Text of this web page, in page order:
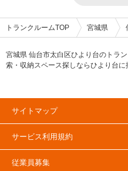
トランクルームTOP 宮城県
宮城県 仙台市太白区ひより台のトラ
索・収納スペース探しならひより台
庫・レンタルコンテナなどの収納ス
さ・料金[賃料]・セキュリティ・空調
で絞込み！豊富な物件数から様々な
るトランクルーム情報サイトです。
サイトマップ
サービス利用規約
従業員募集